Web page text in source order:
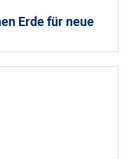
Erde für neue